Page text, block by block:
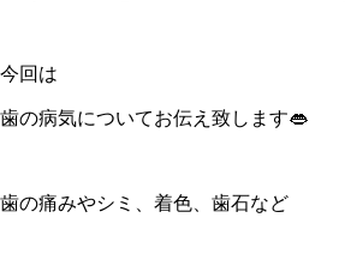
今回は
歯の病気についてお伝え致します👄
歯の痛みやシミ、着色、歯石など